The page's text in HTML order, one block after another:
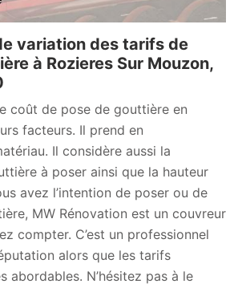
variation des tarifs de
à Rozieres Sur Mouzon,
coût de pose de gouttière en
facteurs. Il prend en
Il considère aussi la
à poser ainsi que la hauteur
avez l’intention de poser ou de
MW Rénovation est un couvreur
compter. C’est un professionnel
alors que les tarifs
abordables. N’hésitez pas à le